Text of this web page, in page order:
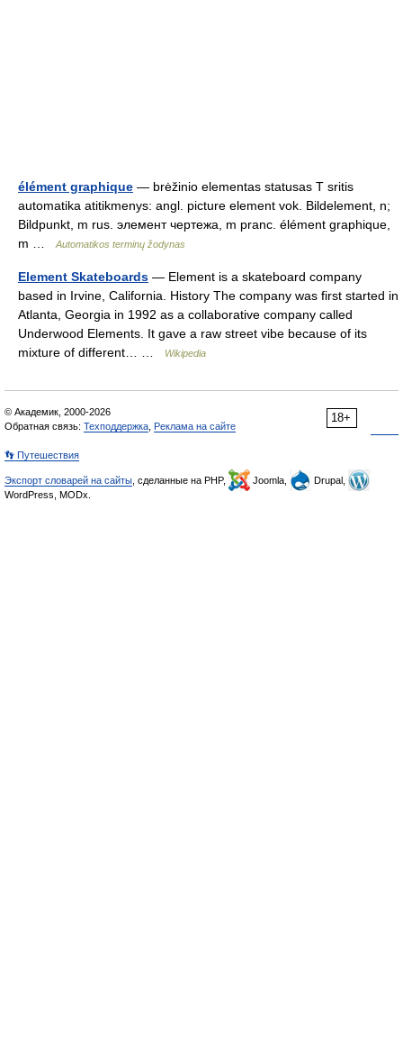
élément graphique — brėžinio elementas statusas T sritis
automatika atitikmenys: angl. picture element vok. Bildelement, n;
Bildpunkt, m rus. элемент чертежа, m pranc. élément graphique,
m …
Automatikos terminų žodynas
Element Skateboards — Element is a skateboard company
based in Irvine, California. History The company was first started in
Atlanta, Georgia in 1992 as a collaborative company called
Underwood Elements. It gave a raw street vibe because of its
mixture of different… …
Wikipedia
18+
© Академик, 2000-2026
Обратная связь: Техподдержка Реклама на сайте
👣 Путешествия
Экспорт словарей на сайты , сделанные на PHP, Joomla,
Drupal,
WordPress, MODx.